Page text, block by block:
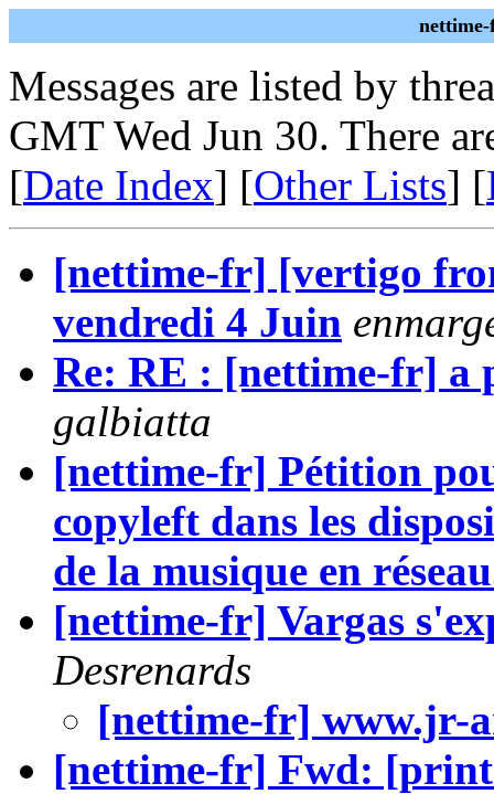
Messages are listed by
GMT Wed Jun 30. There
[Date Index] [Other Lists] [
[nettime-fr] [vertigo
vendredi 4 Juin
Re: RE : [nettime-fr] a
galbiatta
[nettime-fr] Pétition
copyleft dans les
de la musique en
[nettime-fr] Vargas
Desrenards
[nettime-fr] www.jr-
[nettime-fr] Fwd: